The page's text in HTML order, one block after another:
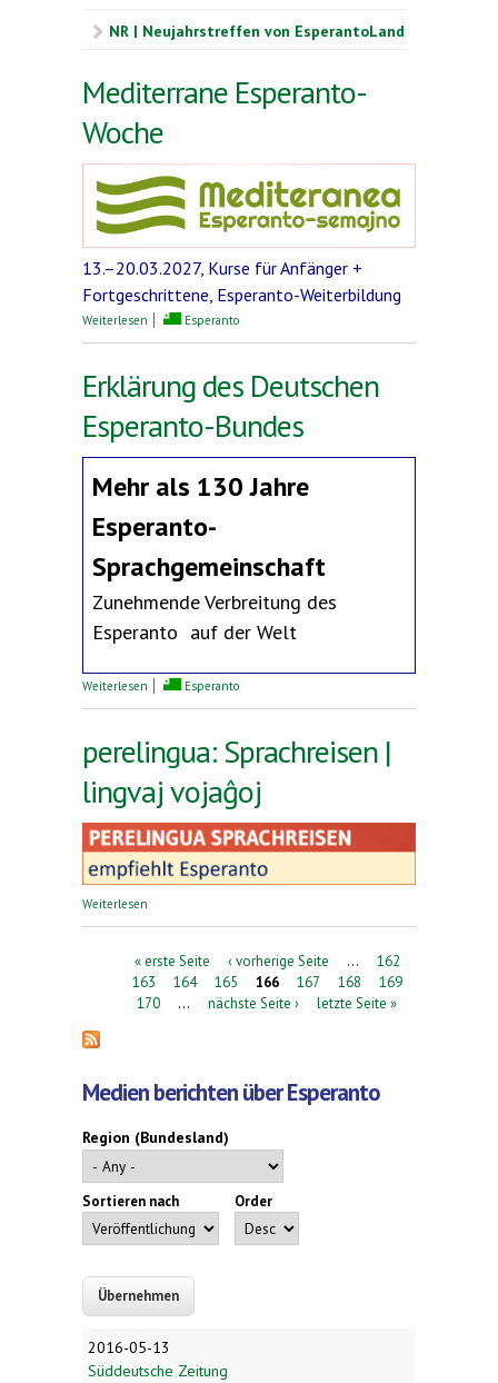
NR | Neujahrstreffen von EsperantoLand
Mediterrane Esperanto-
Woche
13.–20.03.2027, Kurse für Anfänger +
Fortgeschrittene, Esperanto-Weiterbildung
Weiterlesen über Mediterrane Esperanto-Woche
Esperanto
Erklärung des Deutschen
Esperanto-Bundes
Mehr als 130 Jahre
Esperanto-
Sprachgemeinschaft
Zunehmende Verbreitung des
Esperanto auf der Welt
Weiterlesen über Erklärung des Deutschen Esperanto-Bundes
Esperanto
perelingua: Sprachreisen |
lingvaj vojaĝoj
Weiterlesen
Seiten« erste Seite ‹ vorherige Seite …
162
163
164 165 166 167 168
169
170
… nächste Seite › letzte Seite »
Medien berichten über Esperanto
Region (Bundesland)
Sortieren nach Order
2016-05-13
Süddeutsche Zeitung